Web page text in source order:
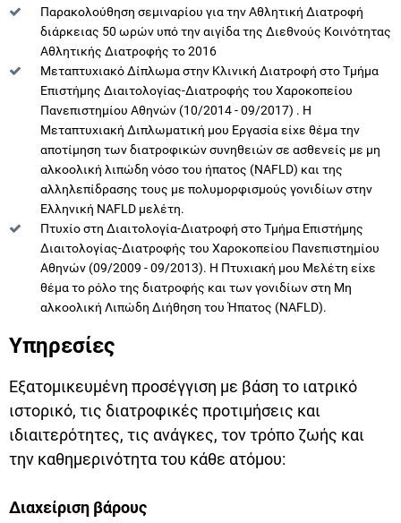
Παρακολούθηση σεμιναρίου για την Αθλητική Διατροφή
διάρκειας 50 ωρών υπό την αιγίδα της Διεθνούς Κοινότητας
Αθλητικής Διατροφής το 2016
Μεταπτυχιακό Δίπλωμα στην Κλινική Διατροφή στο Τμήμα
Επιστήμης Διαιτολογίας-Διατροφής του Χαροκοπείου
Πανεπιστημίου Αθηνών (10/2014 - 09/2017) . Η
Μεταπτυχιακή Διπλωματική μου Εργασία είχε θέμα την
αποτίμηση των διατροφικών συνηθειών σε ασθενείς με μη
αλκοολική λιπώδη νόσο του ήπατος (NAFLD) και της
αλληλεπίδρασης τους με πολυμορφισμούς γονιδίων στην
Ελληνική NAFLD μελέτη.
Πτυχίο στη Διαιτολογία-Διατροφή στο Τμήμα Επιστήμης
Διαιτολογίας-Διατροφής του Χαροκοπείου Πανεπιστημίου
Αθηνών (09/2009 - 09/2013). Η Πτυχιακή μου Μελέτη είχε
θέμα το ρόλο της διατροφής και των γονιδίων στη Μη
αλκοολική Λιπώδη Διήθηση του Ήπατος (NAFLD).
Υπηρεσίες
Εξατομικευμένη προσέγγιση με βάση το ιατρικό
ιστορικό, τις διατροφικές προτιμήσεις και
ιδιαιτερότητες, τις ανάγκες, τον τρόπο ζωής και
την καθημερινότητα του κάθε ατόμου:
Διαχείριση βάρους